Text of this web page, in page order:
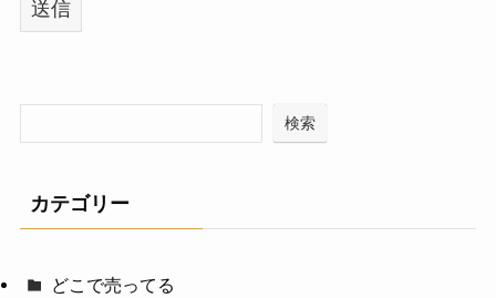
検索
カテゴリー
どこで売ってる